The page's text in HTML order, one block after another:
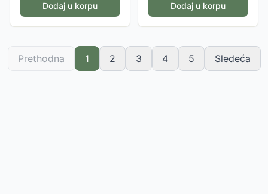
Dodaj u korpu Dodaj u korpu
Prethodna 1 2 3 4 5 Sledeća